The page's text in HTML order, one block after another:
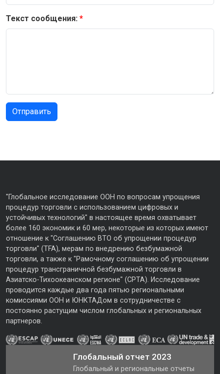
Текст сообщения:
"Глобальное исследование ООН по вопросам упрощения
процедур торговли с использованием цифровых и
устойчивых технологий" в настоящее время охватывает
более 160 экономик и 60 мер, некоторые из которых имеют
отношение к "Соглашению ВТО об упрощении процедур
торговли" (TFA), мерам по внедрению безбумажной
торговли, а также к "Рамочному соглашению об упрощении
процедур трансграничной безбумажной торговли в
Азиатско-Тихоокеанском регионе" (CPTA). Исследование
проводится каждые два года пятью региональными
комиссиями ООН и ЮНКТАДом в сотрудничестве с
постоянно растущим числом глобальных и региональных
партнеров.
Глобальный отчет 2023
Глобальный и региональные отчеты